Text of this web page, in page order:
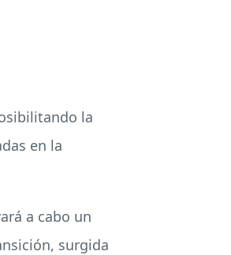
la
en la
a cabo un
surgida